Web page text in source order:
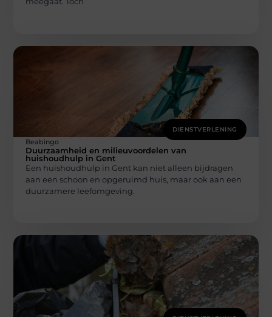
DIENSTVERLENING
Beabingo
Duurzaamheid en milieuvoordelen van
huishoudhulp in Gent
Een huishoudhulp in Gent kan niet alleen bijdragen
aan een schoon en opgeruimd huis, maar ook aan een
duurzamere leefomgeving.